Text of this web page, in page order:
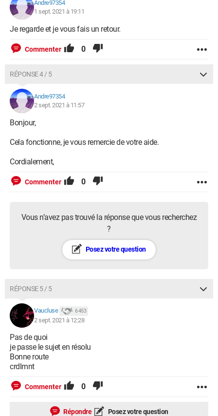
Andre97354
1 sept. 2021 à 19:11
Je regarde et je vous fais un retour.
Commenter 0
RÉPONSE 4 / 5
Andre97354
2 sept. 2021 à 11:57
Bonjour,
Cela fonctionne, je vous remercie de votre aide.
Cordialement,
Commenter 0
Vous n’avez pas trouvé la réponse que vous recherchez
?
Posez votre question
RÉPONSE 5 / 5
Vaucluse 6 453
2 sept. 2021 à 12:28
Pas de quoi
je passe le sujet en résolu
Bonne route
crdlmnt
Commenter 0
Répondre Posez votre question